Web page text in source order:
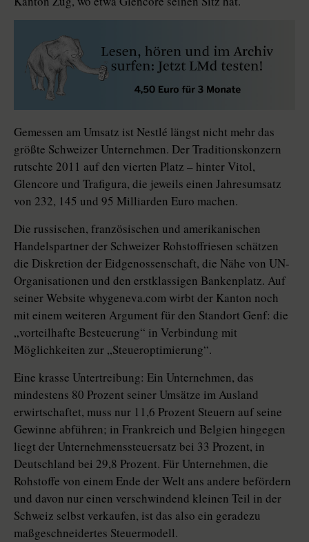
Gemessen am Umsatz ist Nestlé längst nicht mehr das
größte Schweizer Unternehmen. Der Traditionskonzern
rutschte 2011 auf den vierten Platz – hinter Vitol,
Glencore und Trafigura, die jeweils einen Jahresumsatz
von 232, 145 und 95 Milliarden Euro machen.
Die russischen, französischen und amerikanischen
Handelspartner der Schweizer Rohstoffriesen schätzen
die Diskretion der Eidgenossenschaft, die Nähe von UN-
Organisationen und den erstklassigen Bankenplatz. Auf
seiner Website whygeneva.com wirbt der Kanton noch
mit einem weiteren Argument für den Standort Genf: die
„vorteilhafte Besteuerung“ in Verbindung mit
Möglichkeiten zur „Steueroptimierung“.
Eine krasse Untertreibung: Ein Unternehmen, das
mindestens 80 Prozent seiner Umsätze im Ausland
erwirtschaftet, muss nur 11,6 Prozent Steuern auf seine
Gewinne abführen; in Frankreich und Belgien hingegen
liegt der Unternehmenssteuersatz bei 33 Prozent, in
Deutschland bei 29,8 Prozent. Für Unternehmen, die
Rohstoffe von einem Ende der Welt ans andere befördern
und davon nur einen verschwindend kleinen Teil in der
Schweiz selbst verkaufen, ist das also ein geradezu
maßgeschneidertes Steuermodell.